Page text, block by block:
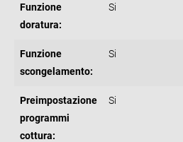
Funzione
doratura:
Si
Funzione
scongelamento:
Si
Preimpostazione
programmi
cottura:
Si